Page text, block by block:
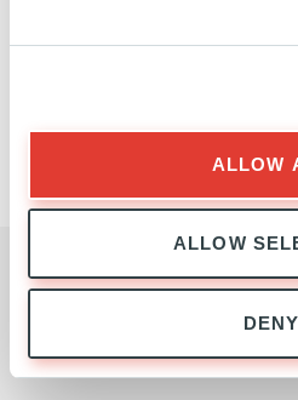
ALLOW
ALLOW
DENY
L'ÉQUIPE
DEMANDE DE
Contacter